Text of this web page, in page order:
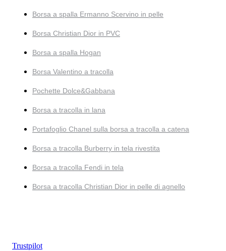
Borsa a spalla Ermanno Scervino in pelle
Borsa Christian Dior in PVC
Borsa a spalla Hogan
Borsa Valentino a tracolla
Pochette Dolce&Gabbana
Borsa a tracolla in lana
Portafoglio Chanel sulla borsa a tracolla a catena
Borsa a tracolla Burberry in tela rivestita
Borsa a tracolla Fendi in tela
Borsa a tracolla Christian Dior in pelle di agnello
Trustpilot